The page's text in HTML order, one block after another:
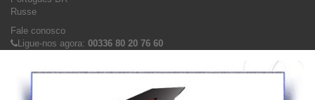
Russe
Fale conosco
Ligue-nos agora: 00336 80 20 76 60